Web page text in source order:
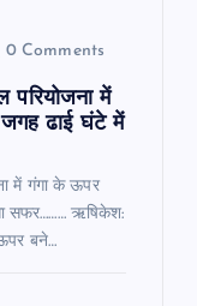
0 Comments
परियोजना में
ढाई घंटे में
में गंगा के ऊपर
सफर……… ऋषिकेश:
बने…